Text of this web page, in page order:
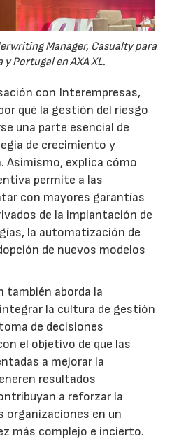
Manager, Casualty para
y Portugal en AXA XL.
con Interempresas,
qué la gestión del riesgo
una parte esencial de
de crecimiento y
Asimismo, explica cómo
permite a las
con mayores garantías
de la implantación de
la automatización de
de nuevos modelos
también aborda la
la cultura de gestión
de decisiones
el objetivo de que las
a mejorar la
resultados
a reforzar la
organizaciones en un
más complejo e incierto.